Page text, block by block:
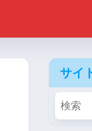
サイ